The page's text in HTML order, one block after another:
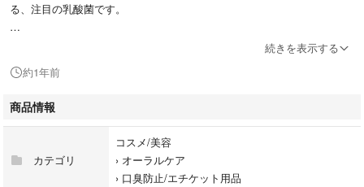
る、注目の乳酸菌です。
- フレーバー: レモンミント味
- 賞味期限: 2025年10月15日
#myメンズ12345 #myレディース12345 ←を検索して頂ければ私の出品
商品が出てきます、複数購入して頂ければ片方の送料分くらいの値段をお
引き致します。購入前にコメント
続きを表示する
約1年前
商品情報
カテゴリ
コスメ/美容
› オーラルケア
› 口臭防止/エチケット用品